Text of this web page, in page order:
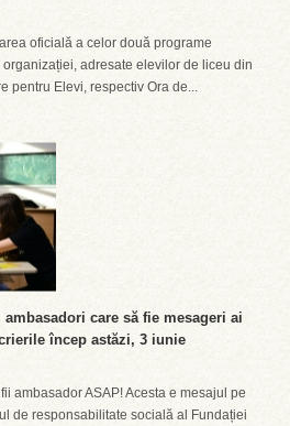
oficială a celor două programe
adresate elevilor de liceu din
pentru Elevi, respectiv Ora de...
care să fie mesageri ai
încep astăzi, 3 iunie
ambasador ASAP! Acesta e mesajul pe
de responsabilitate socială al Fundației